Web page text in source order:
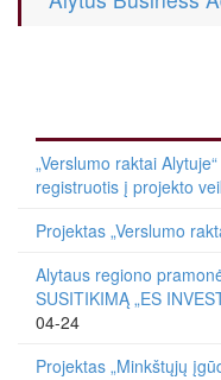
„Verslumo raktai
registruotis į projekto
Projektas „Verslumo
Alytaus regiono
SUSITIKIMĄ „ES
04-24
Projektas „Minkštųjų